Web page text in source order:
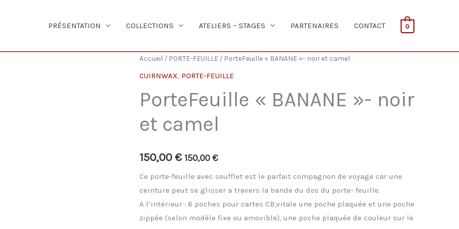
PRÉSENTATION COLLECTIONS ATELIERS – STAGES PARTENAIRES CONTACT 0
Accueil / PORTE-FEUILLE / PorteFeuille « BANANE »- noir et camel
CUIRNWAX, PORTE-FEUILLE
PorteFeuille « BANANE »- noir
et camel
150,00 € 150,00€
Ce porte-feuille avec soufflet est le parfait compagnon de voyage car une
ceinture peut se glisser a travers la bande du dos du porte- feuille.
A l’intérieur : 6 poches pour cartes CB,vitale une poche plaquée et une poche
zippée (selon modèle fixe ou amovible), une poche plaquée de couleur sur le